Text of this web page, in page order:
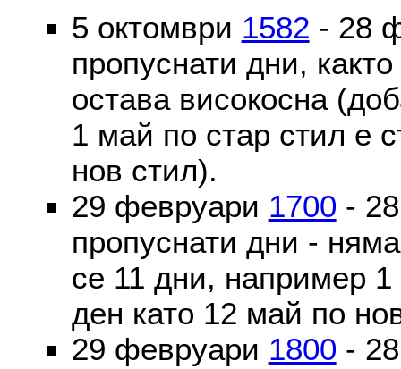
5 октомври 1582 - 28
пропуснати дни,
остава високосна
1 май по стар стил е
нов стил).
29 февруари 1700 -
пропуснати дни -
се 11 дни, например
ден като 12 май по
29 февруари 1800 -